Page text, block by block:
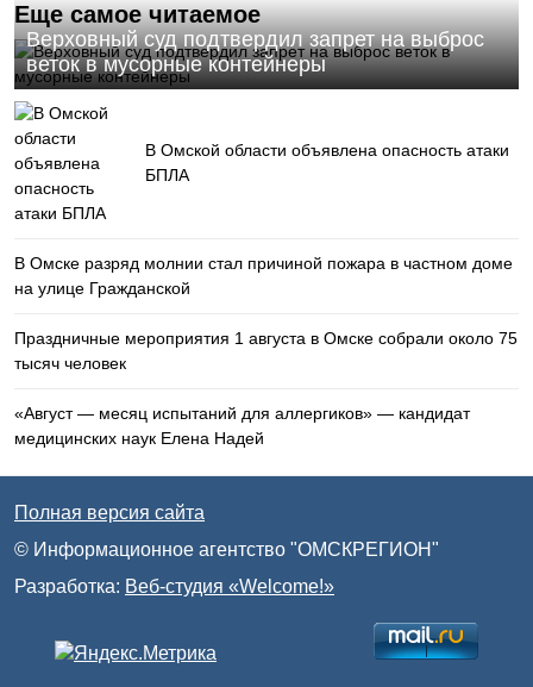
Еще самое читаемое
Верховный суд подтвердил запрет на выброс
веток в мусорные контейнеры
В Омской области объявлена опасность атаки
БПЛА
В Омске разряд молнии стал причиной пожара в частном доме
на улице Гражданской
Праздничные мероприятия 1 августа в Омске собрали около 75
тысяч человек
«Август — месяц испытаний для аллергиков» — кандидат
медицинских наук Елена Надей
Полная версия сайта
© Информационное агентство "ОМСКРЕГИОН"
Разработка: Веб-студия «Welcome!»